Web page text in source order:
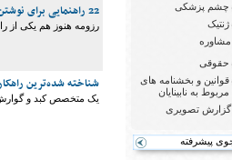
چشم پزشکی
ژنتیک
مشاوره
حقوقی
قوانین و بخشنامه های
مربوط به نابینایان
گزارش تصویری
پیشرفته
22 راهنمایی برای نوشتن رزومه‌ای بهتر
رزومه هنوز هم یکی از
شناخته شده‌ترین
یک متخصص کبد و